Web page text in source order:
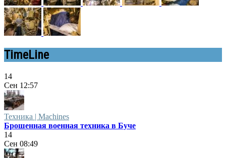
TimeLine
14
Сен 12:57
Техника | Machines
Брошенная военная техника в Буче
14
Сен 08:49